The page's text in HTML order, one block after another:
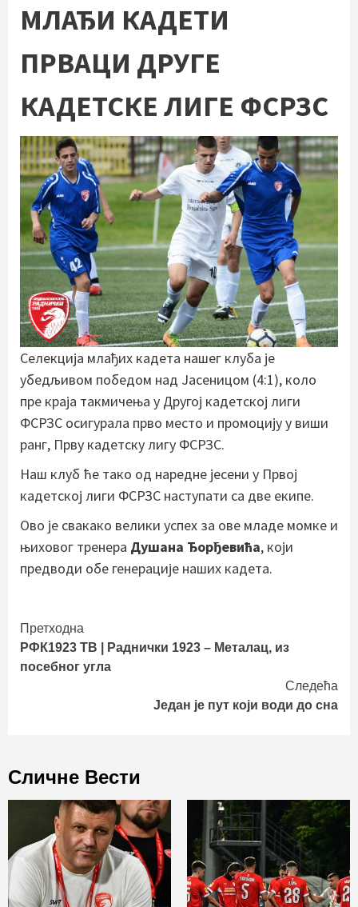
МЛАЂИ КАДЕТИ
ПРВАЦИ ДРУГЕ
КАДЕТСКЕ ЛИГЕ ФСРЗС
Селекција млађих кадета нашег клуба је
убедљивом победом над Јасеницом (4:1), коло
пре краја такмичења у Другој кадетској лиги
ФСРЗС осигурала прво место и промоцију у виши
ранг, Прву кадетску лигу ФСРЗС.
Наш клуб ће тако од наредне јесени у Првој
кадетској лиги ФСРЗС наступати са две екипе.
Ово је свакако велики успех за ове младе момке и
њиховог тренера Душана Ђорђевића, који
предводи обе генерације наших кадета.
Continue
Reading
Претходна
РФК1923 ТВ | Раднички 1923 – Металац, из
посебног угла
Следећа
Један је пут који води до сна
Сличне Вести